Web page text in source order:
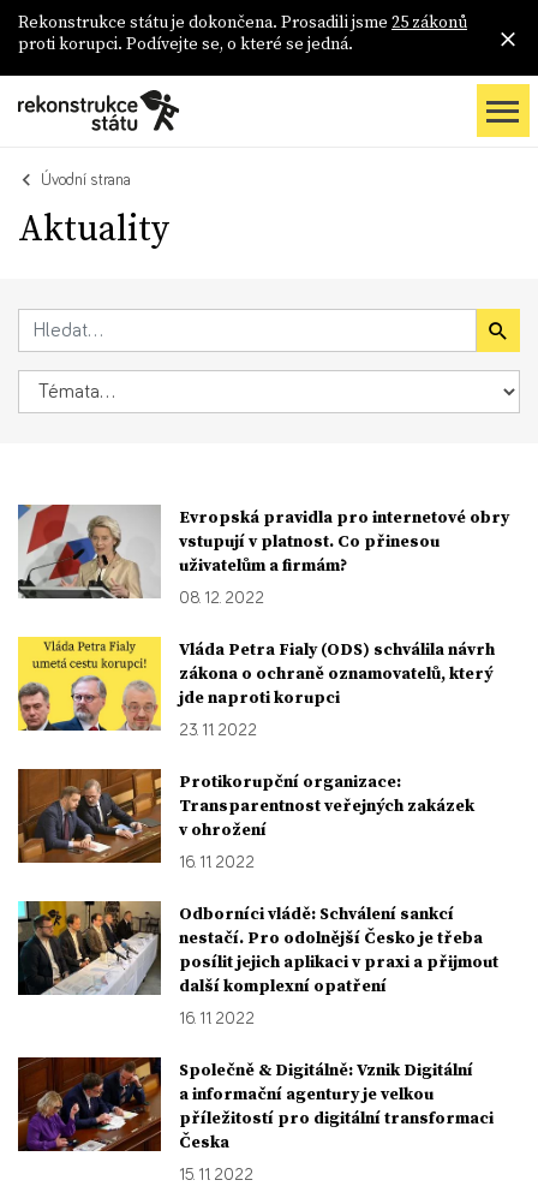
Rekonstrukce státu je dokončena. Prosadili jsme 25 zákonů
proti korupci. Podívejte se, o které se jedná.
Úvodní strana
Aktuality
Evropská pravidla pro internetové obry
vstupují v platnost. Co přinesou
uživatelům a firmám?
08. 12. 2022
Vláda Petra Fialy (ODS) schválila návrh
zákona o ochraně oznamovatelů, který
jde naproti korupci
23. 11. 2022
Protikorupční organizace:
Transparentnost veřejných zakázek
v ohrožení
16. 11. 2022
Odborníci vládě: Schválení sankcí
nestačí. Pro odolnější Česko je třeba
posílit jejich aplikaci v praxi a přijmout
další komplexní opatření
16. 11. 2022
Společně & Digitálně: Vznik Digitální
a informační agentury je velkou
příležitostí pro digitální transformaci
Česka
15. 11. 2022